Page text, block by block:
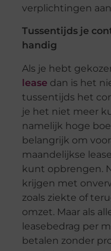
verplichtingen
Tussentijds je
handig
Als je hebt
lease dan is het
tussentijds het
je het niet meer
namelijk hoge
belangrijk om
maandelijkse
kunt opbrengen.
krijgen met
zoals ziekte of
omzet. Maar als
leasebedrag per
betalen zonder